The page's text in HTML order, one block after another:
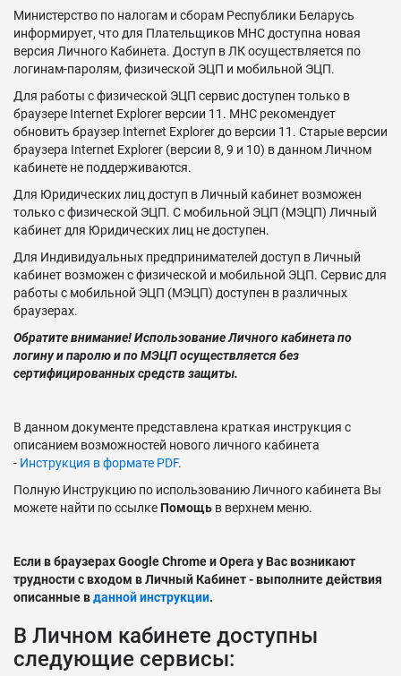
Министерство по налогам и сборам Республики Беларусь
информирует, что для Плательщиков МНС доступна новая
версия Личного Кабинета. Доступ в ЛК осуществляется по
логинам-паролям, физической ЭЦП и мобильной ЭЦП.
Для работы с физической ЭЦП сервис доступен только в
браузере Internet Explorer версии 11. МНС рекомендует
обновить браузер Internet Explorer до версии 11. Старые версии
браузера Internet Explorer (версии 8, 9 и 10) в данном Личном
кабинете не поддерживаются.
Для Юридических лиц доступ в Личный кабинет возможен
только с физической ЭЦП. С мобильной ЭЦП (МЭЦП) Личный
кабинет для Юридических лиц не доступен.
Для Индивидуальных предпринимателей доступ в Личный
кабинет возможен с физической и мобильной ЭЦП. Сервис для
работы с мобильной ЭЦП (МЭЦП) доступен в различных
браузерах.
Обратите внимание! Использование Личного кабинета по
логину и паролю и по МЭЦП осуществляется без
сертифицированных средств защиты.
В данном документе представлена краткая инструкция с
описанием возможностей нового личного кабинета
- Инструкция в формате PDF.
Полную Инструкцию по использованию Личного кабинета Вы
можете найти по ссылке Помощь в верхнем меню.
Если в браузерах Google Chrome и Opera у Вас возникают
трудности с входом в Личный Кабинет - выполните действия
описанные вданной инструкции.
В Личном кабинете доступны
следующие сервисы: